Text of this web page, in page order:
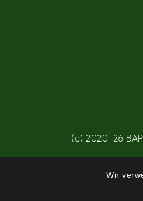
(c) 2020-26
Wir